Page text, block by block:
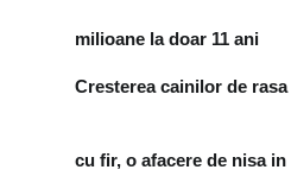
milioane la doar 11 ani
Cresterea cainilor de
cu fir, o afacere de nisa